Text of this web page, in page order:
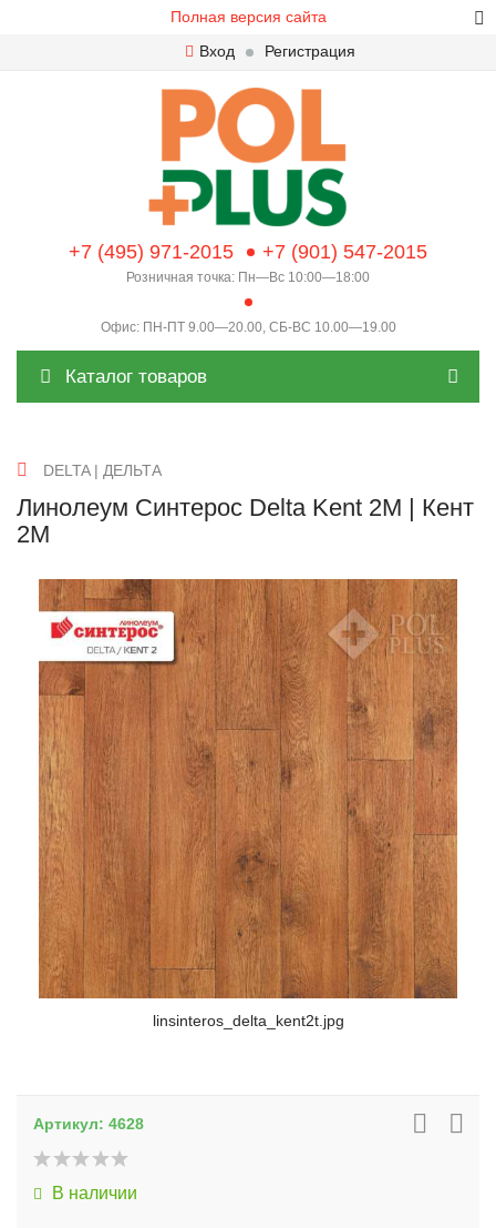
Полная версия сайта
Вход
Регистрация
+7 (495) 971-2015 +7 (901) 547-2015
Розничная точка: Пн—Вс 10:00—18:00
Офис: ПН-ПТ 9.00—20.00, СБ-ВС 10.00—19.00
Каталог товаров
DELTA | ДЕЛЬТА
Линолеум Синтерос Delta Kent 2M | Кент
2М
linsinteros_delta_kent2t.jpg
Артикул: 4628
В наличии